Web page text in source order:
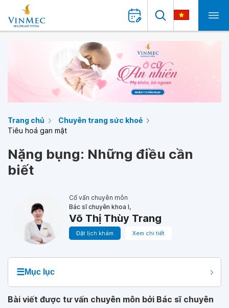
Trang chủ
Chuyên trang sức khoẻ
Tiêu hoá gan mật
Nặng bụng: Những điều cần
biết
Cố vấn chuyên môn
Bác sĩ chuyên khoa I,
Võ Thị Thùy Trang
Đặt lịch khám Xem chi tiết
☰Mục lục
Bài viết được tư vấn chuyên môn bởi Bác sĩ chuyên